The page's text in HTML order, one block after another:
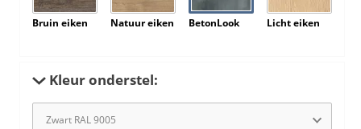
Bruin eiken Natuur eiken BetonLook Licht eiken
Kleur onderstel: